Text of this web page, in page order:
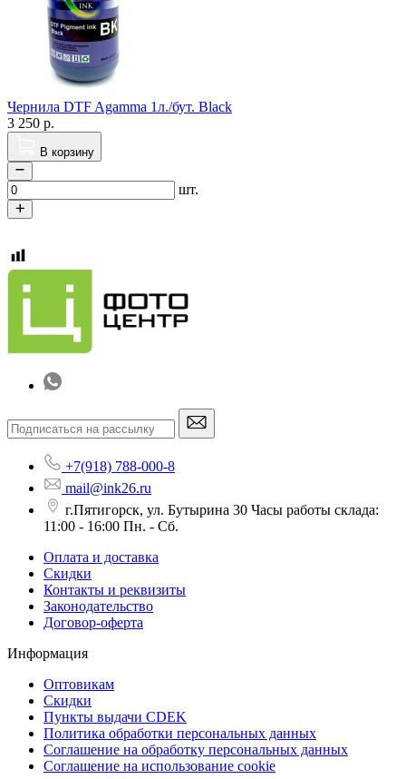
Чернила DTF Agamma 1л./бут. Black
3 250 р.
В корзину
шт.
+7(918) 788-000-8
mail@ink26.ru
г.Пятигорск, ул. Бутырина 30 Часы работы склада:
11:00 - 16:00 Пн. - Сб.
Оплата и доставка
Скидки
Контакты и реквизиты
Законодательство
Договор-оферта
Информация
Оптовикам
Скидки
Пункты выдачи CDEK
Политика обработки персональных данных
Соглашение на обработку персональных данных
Соглашение на использование cookie